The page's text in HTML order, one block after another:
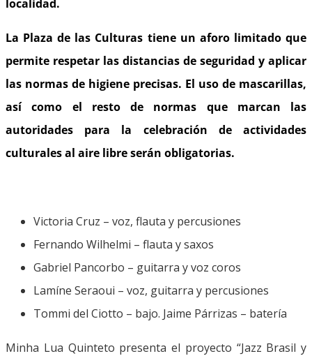
localidad.
La Plaza de las Culturas tiene un aforo limitado que
permite respetar las distancias de seguridad y aplicar
las normas de higiene precisas. El uso de mascarillas,
así como el resto de normas que marcan las
autoridades para la celebración de actividades
culturales al aire libre serán obligatorias.
Victoria Cruz – voz, flauta y percusiones
Fernando Wilhelmi – flauta y saxos
Gabriel Pancorbo – guitarra y voz coros
Lamíne Seraoui – voz, guitarra y percusiones
Tommi del Ciotto – bajo. Jaime Párrizas – batería
Minha Lua Quinteto presenta el proyecto “Jazz Brasil y